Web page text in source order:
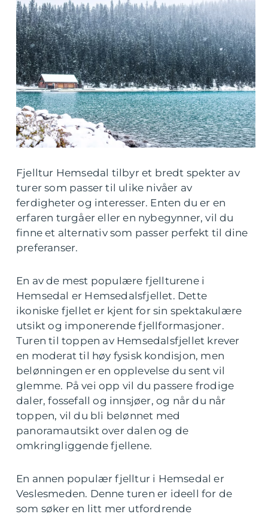
Fjelltur Hemsedal tilbyr et bredt spekter av
turer som passer til ulike nivåer av
ferdigheter og interesser. Enten du er en
erfaren turgåer eller en nybegynner, vil du
finne et alternativ som passer perfekt til dine
preferanser.
En av de mest populære fjellturene i
Hemsedal er Hemsedalsfjellet. Dette
ikoniske fjellet er kjent for sin spektakulære
utsikt og imponerende fjellformasjoner.
Turen til toppen av Hemsedalsfjellet krever
en moderat til høy fysisk kondisjon, men
belønningen er en opplevelse du sent vil
glemme. På vei opp vil du passere frodige
daler, fossefall og innsjøer, og når du når
toppen, vil du bli belønnet med
panoramautsikt over dalen og de
omkringliggende fjellene.
En annen populær fjelltur i Hemsedal er
Veslesmeden. Denne turen er ideell for de
som søker en litt mer utfordrende